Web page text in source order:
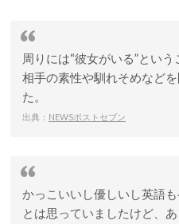
周りには“彼女がいる”とい
相手の素性や馴れそめなど
た。
出典： NEWSポストセブン
かっこいいし優しいし英語
とは思っていましたけど、